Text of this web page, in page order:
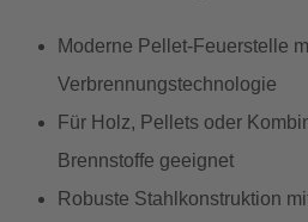
Moderne Pellet-Feuerstelle
Verbrennungstechnologie
Für Holz, Pellets oder
Brennstoffe geeignet
Robuste Stahlkonstruktion